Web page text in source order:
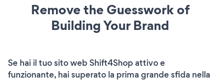
Remove the Guesswork of
Building Your Brand
Se hai il tuo sito web Shift4Shop attivo e
funzionante, hai superato la prima grande sfida nella